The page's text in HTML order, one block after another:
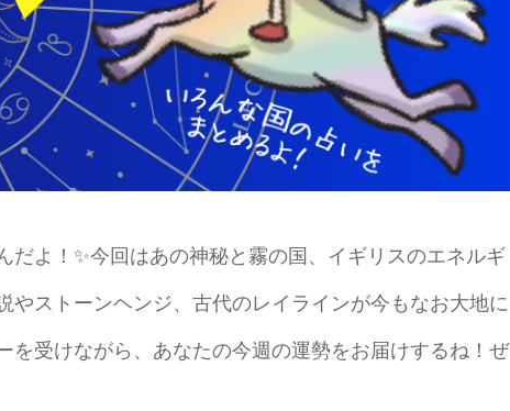
よ！✨今回はあの神秘と霧の国、イギリスのエネルギ
ストーンヘンジ、古代のレイラインが今もなお大地に
を受けながら、あなたの今週の運勢をお届けするね！ぜ